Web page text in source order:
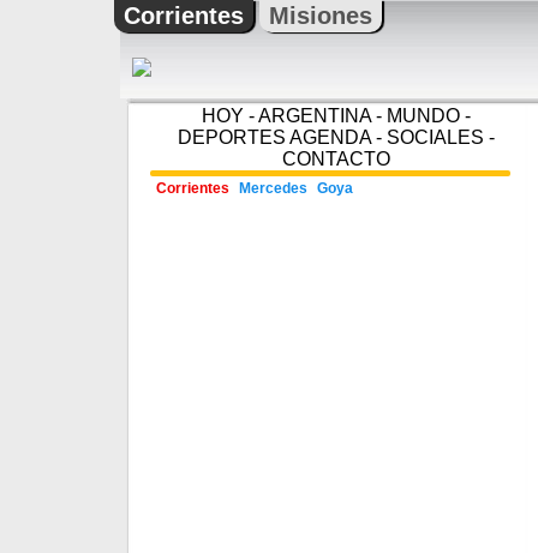
Corrientes Misiones
HOY -ARGENTINA- MUNDO -
DEPORTES AGENDA- SOCIALES -
CONTACTO
Corrientes Mercedes Goya